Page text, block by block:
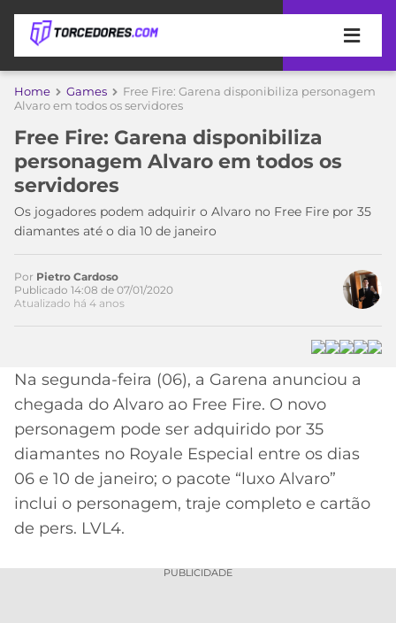
APOSTAS
DE
APOSTA
MELHORES
SITES
DE
APOSTAS
2026
BETBOOM
CÓDIGO
DE
INDICAÇÃO
BET365
CÓDIGO
COPA
DO
MUNDO
TIMES
MEU
TIME
PALMEIRAS
CORINTHIANS
SÃO
PAULO
CAMPEONATOS
SÉRIE
A
LIBERTADORES
COPA
DO
BRASIL
ESPORTIVA
MERCADO
BOLA
PALPITES
Home Games
Free Fire: Garena disponibiliza personagem
Alvaro em todos os servidores
Free Fire: Garena disponibiliza
personagem Alvaro em todos os
servidores
Os jogadores podem adquirir o Alvaro no Free Fire por 35
diamantes até o dia 10 de janeiro
Acesse o perfil do autor
no Twitter
Por Pietro Cardoso
Publicado 14:08 de 07/01/2020
Atualizado há 4 anos
Na segunda-feira (06), a Garena anunciou a
chegada do Alvaro ao Free Fire. O novo
personagem pode ser adquirido por 35
diamantes no Royale Especial entre os dias
06 e 10 de janeiro; o pacote “luxo Alvaro”
inclui o personagem, traje completo e cartão
de pers. LVL4.
PUBLICIDADE